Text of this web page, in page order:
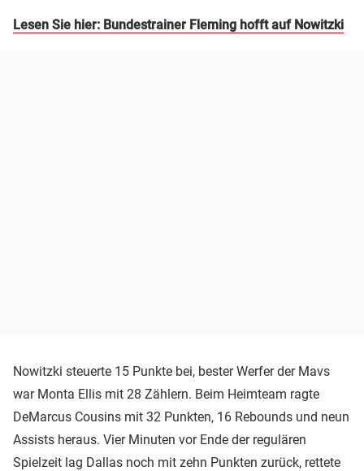
Lesen Sie hier: Bundestrainer Fleming hofft auf Nowitzki
Nowitzki steuerte 15 Punkte bei, bester Werfer der Mavs
war Monta Ellis mit 28 Zählern. Beim Heimteam ragte
DeMarcus Cousins mit 32 Punkten, 16 Rebounds und neun
Assists heraus. Vier Minuten vor Ende der regulären
Spielzeit lag Dallas noch mit zehn Punkten zurück, rettete